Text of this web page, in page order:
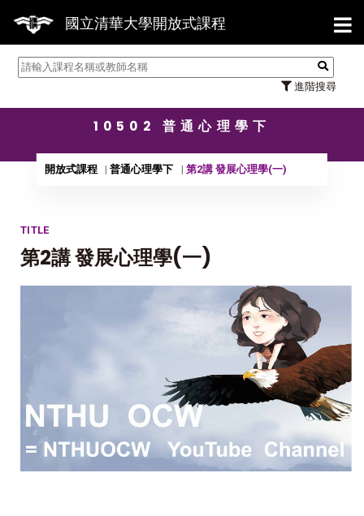
國立清華大學開放式課程
進階搜尋
【
10502 普通心理學下
開放式課程 普通心理學下 第2講 發展心理學(一)
TITLE
第2講 發展心理學(一)